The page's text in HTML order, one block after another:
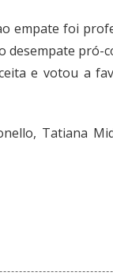
empate foi
pró-
e votou a
Tatiana